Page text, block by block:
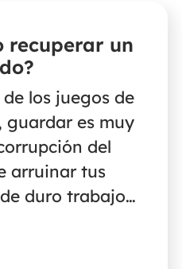
recuperar un
los juegos de
guardar es muy
del
arruinar tus
duro trabajo.
éste. Este